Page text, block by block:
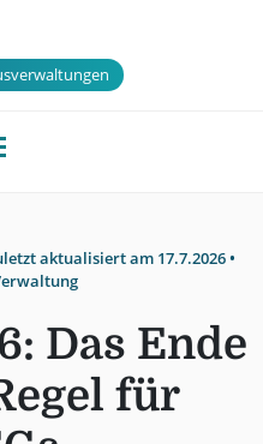
aktualisiert am 17.7.2026•
Das Ende
für